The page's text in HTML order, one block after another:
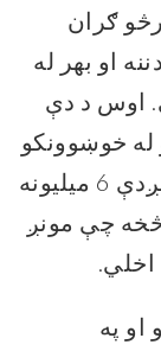
ګران
او بهر له
اوس د دې
له خوښوونکو
ې نږدې 6 میلیونه
څخه چې مونږ
او په